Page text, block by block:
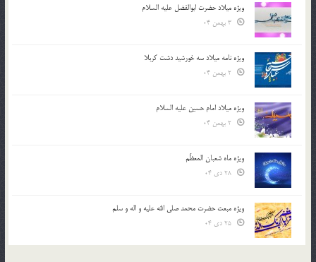
ویژه میلاد حضرت ابوالفضل علیه السلام
ویژه نامه میلاد سه خورشید دشت کربلا
ویژه میلاد امام حسین علیه السلام
ویژه ماه شعبان المعظّم
ویژه مبعث حضرت محمد صلی الله علیه و اله و سلم